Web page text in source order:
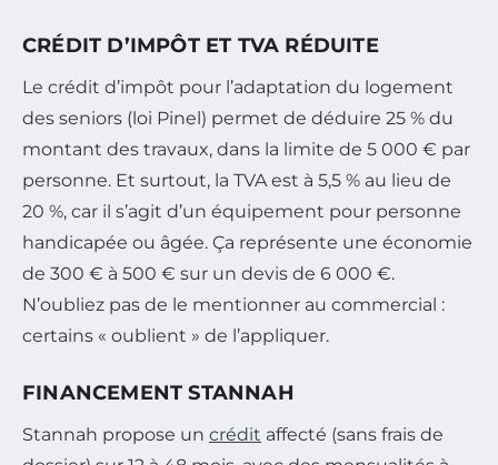
CRÉDIT D’IMPÔT ET TVA RÉDUITE
Le crédit d’impôt pour l’adaptation du logement
des seniors (loi Pinel) permet de déduire 25 % du
montant des travaux, dans la limite de 5 000 € par
personne. Et surtout, la TVA est à 5,5 % au lieu de
20 %, car il s’agit d’un équipement pour personne
handicapée ou âgée. Ça représente une économie
de 300 € à 500 € sur un devis de 6 000 €.
N’oubliez pas de le mentionner au commercial :
certains « oublient » de l’appliquer.
FINANCEMENT STANNAH
Stannah propose un crédit affecté (sans frais de